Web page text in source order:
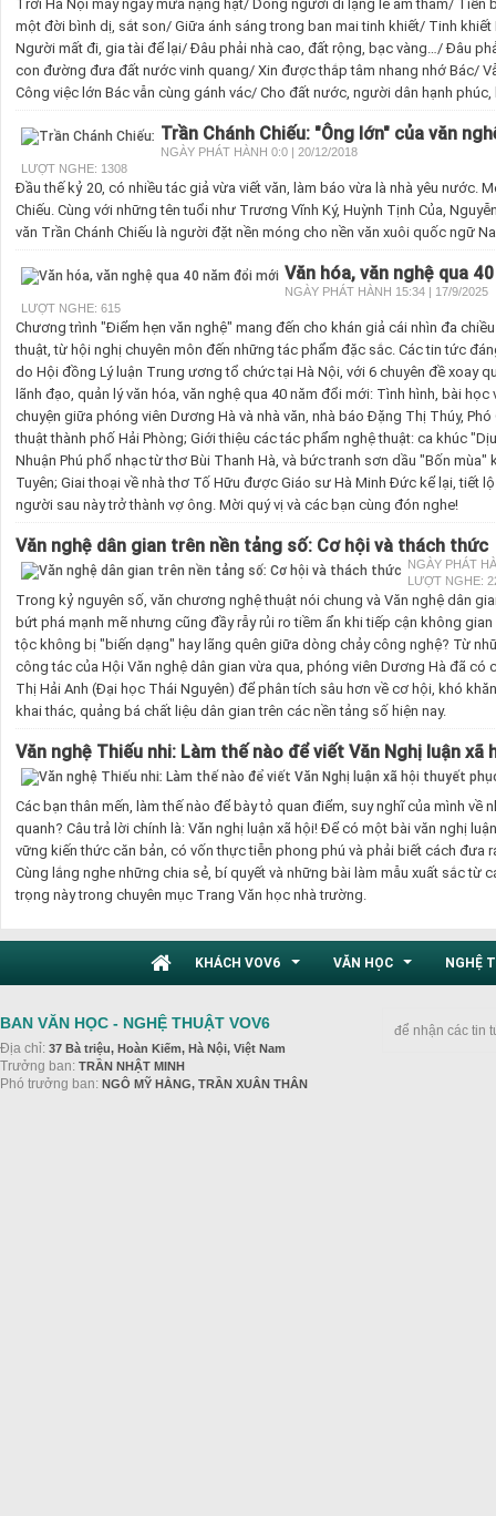
Trời Hà Nội mấy ngày mưa nặng hạt/ Dòng người đi lặng lẽ âm thầm/ Tiễn
một đời bình dị, sắt son/ Giữa ánh sáng trong ban mai tinh khiết/ Tinh
Người mất đi, gia tài để lại/ Đâu phải nhà cao, đất rộng, bạc vàng…/ Đâu
con đường đưa đất nước vinh quang/ Xin được thắp tâm nhang nhớ Bác/
Công việc lớn Bác vẫn cùng gánh vác/ Cho đất nước, người dân hạnh phúc,
Trần Chánh Chiếu: "Ông lớn" của văn
NGÀY PHÁT HÀNH 0:0 | 20/12/2018
LƯỢT NGHE: 1308
Đầu thế kỷ 20, có nhiều tác giả vừa viết văn, làm báo vừa là nhà yêu nước.
Chiếu. Cùng với những tên tuổi như Trương Vĩnh Ký, Huỳnh Tịnh Của,
văn Trần Chánh Chiếu là người đặt nền móng cho nền văn xuôi quốc ngữ
Văn hóa, văn nghệ qua
NGÀY PHÁT HÀNH 15:34 | 17/9/2025
LƯỢT NGHE: 615
Chương trình "Điểm hẹn văn nghệ" mang đến cho khán giả cái nhìn đa
thuật, từ hội nghị chuyên môn đến những tác phẩm đặc sắc. Các tin tức
do Hội đồng Lý luận Trung ương tổ chức tại Hà Nội, với 6 chuyên đề xoay
lãnh đạo, quản lý văn hóa, văn nghệ qua 40 năm đổi mới: Tình hình, bài
chuyện giữa phóng viên Dương Hà và nhà văn, nhà báo Đặng Thị Thúy,
thuật thành phố Hải Phòng; Giới thiệu các tác phẩm nghệ thuật: ca khúc
Nhuận Phú phổ nhạc từ thơ Bùi Thanh Hà, và bức tranh sơn dầu "Bốn mùa"
Tuyên; Giai thoại về nhà thơ Tố Hữu được Giáo sư Hà Minh Đức kể lại, tiết
người sau này trở thành vợ ông. Mời quý vị và các bạn cùng đón nghe!
Văn nghệ dân gian trên nền tảng số: Cơ hội và thách thức
NGÀY PHÁT
LƯỢT NGHE:
Trong kỷ nguyên số, văn chương nghệ thuật nói chung và Văn nghệ dân
bứt phá mạnh mẽ nhưng cũng đầy rẫy rủi ro tiềm ẩn khi tiếp cận không
tộc không bị "biến dạng" hay lãng quên giữa dòng chảy công nghệ? Từ
công tác của Hội Văn nghệ dân gian vừa qua, phóng viên Dương Hà đã có
Thị Hải Anh (Đại học Thái Nguyên) để phân tích sâu hơn về cơ hội, khó
khai thác, quảng bá chất liệu dân gian trên các nền tảng số hiện nay.
Văn nghệ Thiếu nhi: Làm thế nào để viết Văn Nghị luận xã
Các bạn thân mến, làm thế nào để bày tỏ quan điểm, suy nghĩ của mình về
quanh? Câu trả lời chính là: Văn nghị luận xã hội! Để có một bài văn nghị
vững kiến thức căn bản, có vốn thực tiễn phong phú và phải biết cách đưa
Cùng lắng nghe những chia sẻ, bí quyết và những bài làm mẫu xuất sắc từ
trọng này trong chuyên mục Trang Văn học nhà trường.
KHÁCH VOV6 VĂN HỌC NGHỆ
BAN VĂN HỌC - NGHỆ THUẬT VOV6
Địa chỉ: 37 Bà triệu, Hoàn Kiếm, Hà Nội, Việt Nam
Trưởng ban: TRẦN NHẬT MINH
Phó trưởng ban: NGÔ MỸ HẰNG, TRẦN XUÂN THÂN
để nhận các tin